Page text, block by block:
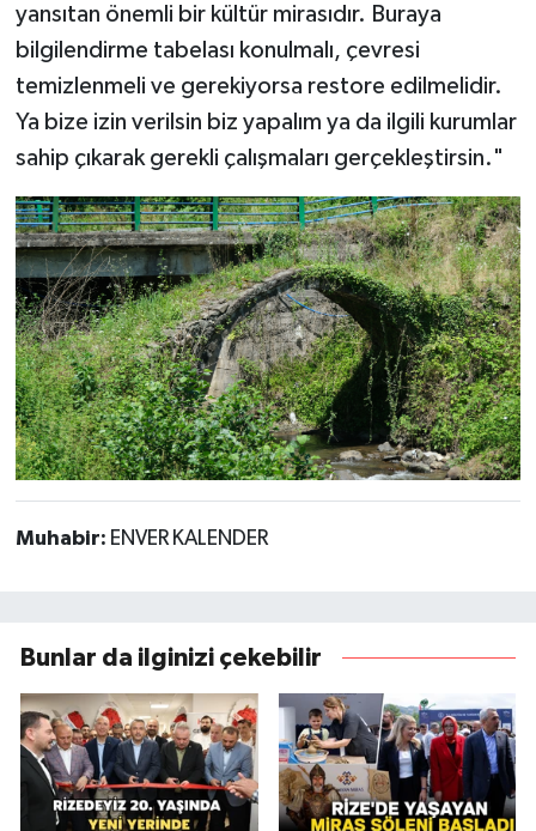
yansıtan önemli bir kültür mirasıdır. Buraya
bilgilendirme tabelası konulmalı, çevresi
temizlenmeli ve gerekiyorsa restore edilmelidir.
Ya bize izin verilsin biz yapalım ya da ilgili kurumlar
sahip çıkarak gerekli çalışmaları gerçekleştirsin."
Muhabir: ENVER KALENDER
Bunlar da ilginizi çekebilir